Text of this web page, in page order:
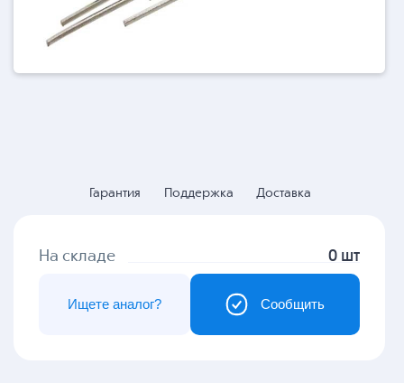
Гарантия Поддержка Доставка
На складе 0 шт
Сообщить
Ищете аналог?